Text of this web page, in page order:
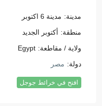
مدينة: مدينة 6 اكتوبر
منطقة: أكتوبر الجديد
ولاية / مقاطعة: Egypt
دولة: مصر
افتح في خرائط جوجل